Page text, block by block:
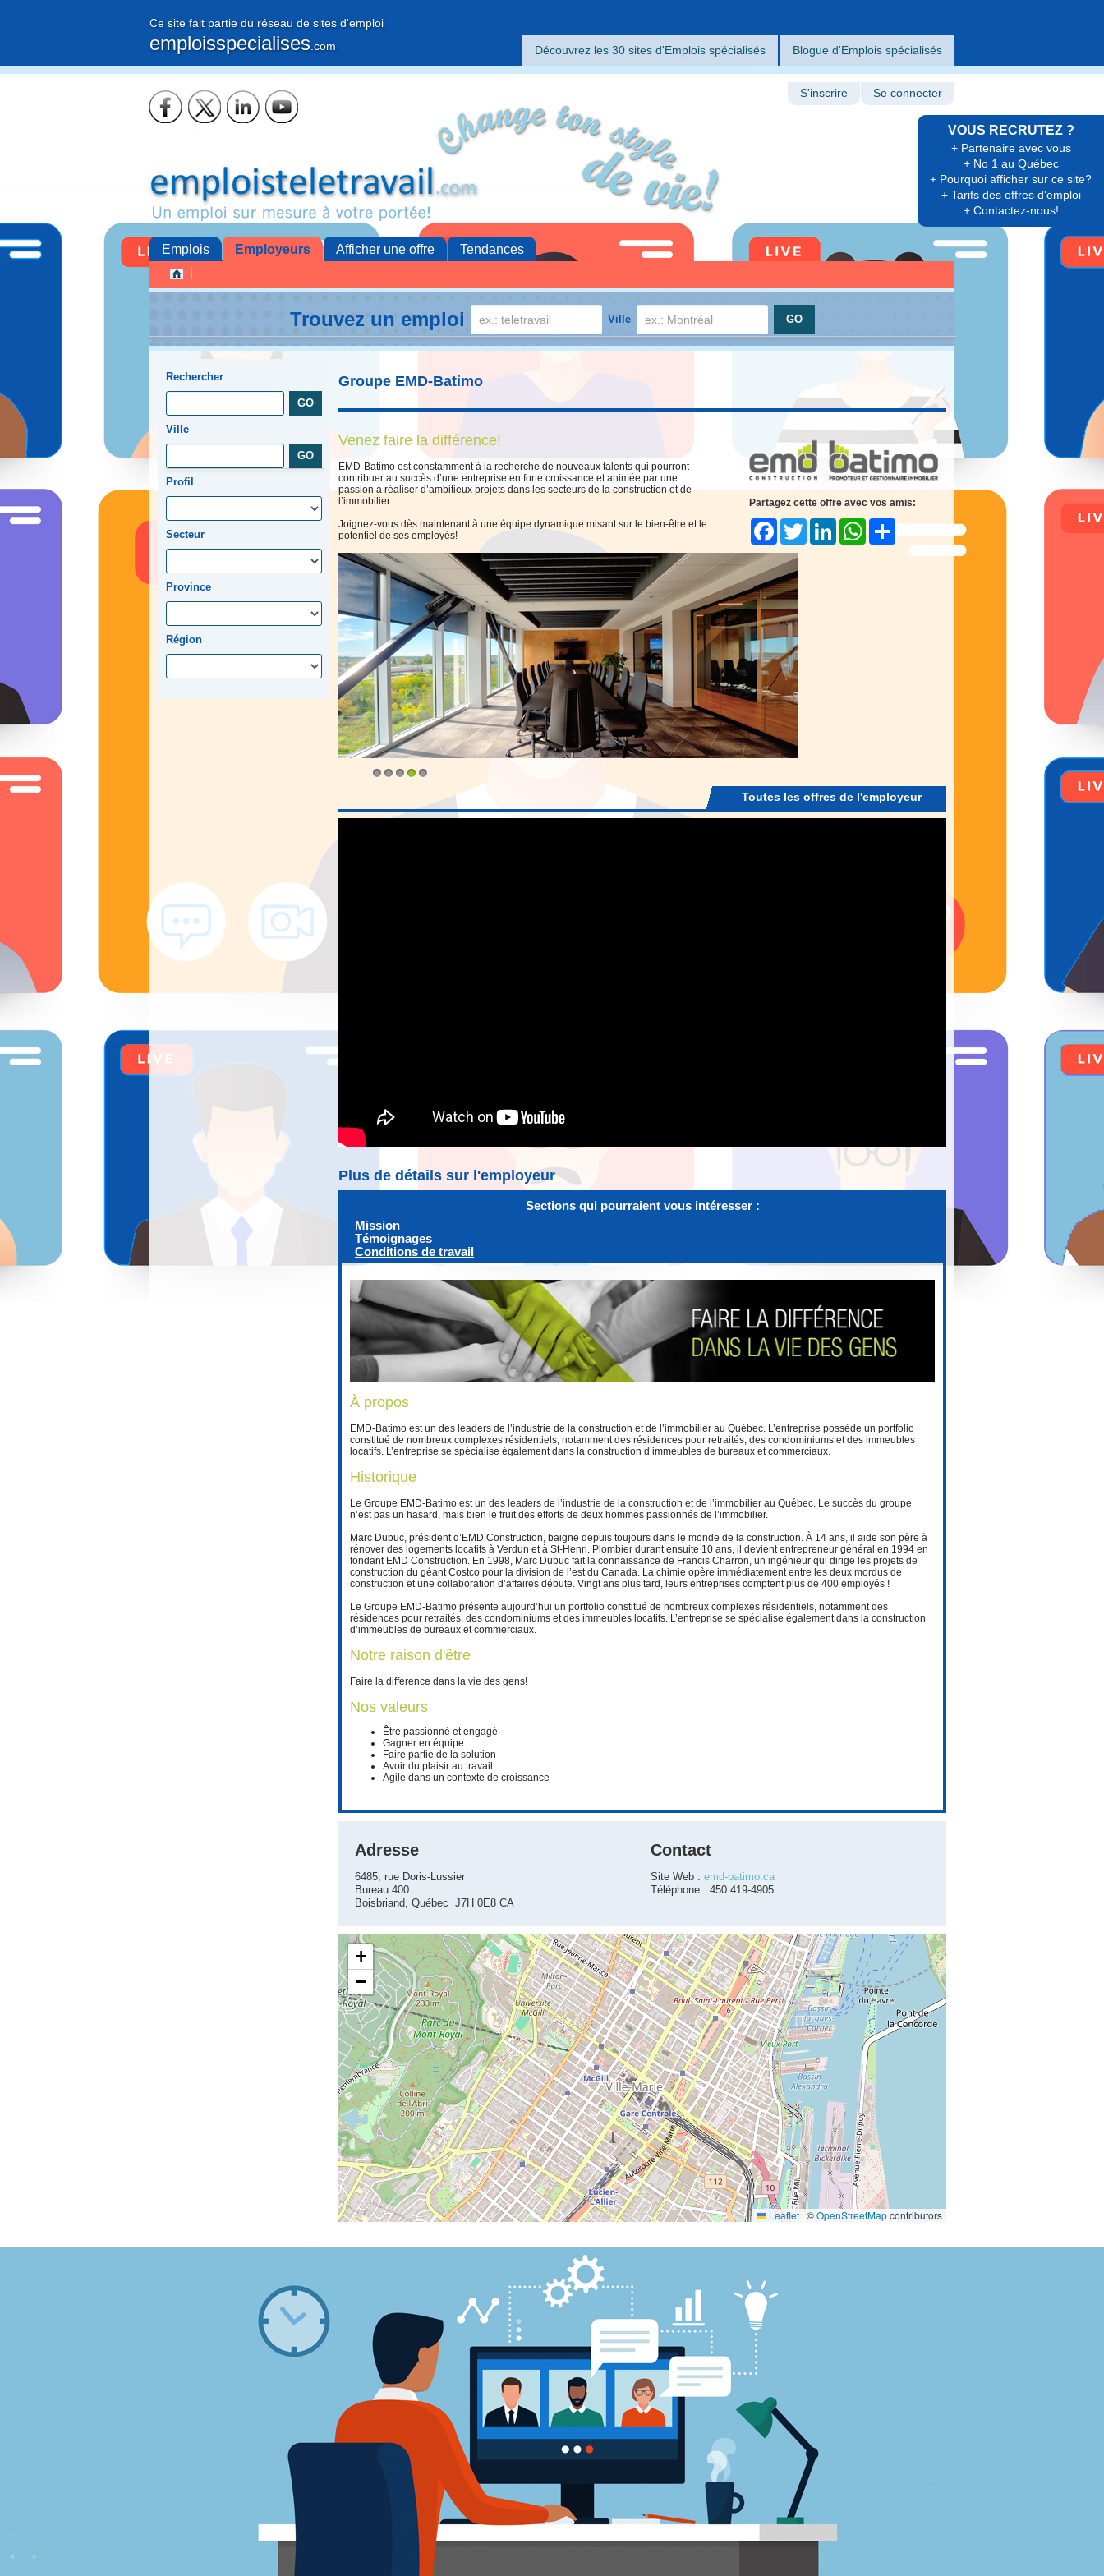
Ce site fait partie du réseau de sites d'emploi
emploisspecialises .com Découvrez les 30 sites d'Emplois spécialisés Blogue d'Emplois spécialisés
VOUS RECRUTEZ ?
+ Partenaire avec vous
+ No 1 au Québec
+ Pourquoi afficher sur ce site?
+ Tarifs des offres d'emploi
+ Contactez-nous!
S'inscrire Se connecter
Emplois Employeurs Afficher une offre Tendances
Trouvez un emploi Ville
Rechercher
Ville
Profil
Secteur
Province
Région
Groupe EMD-Batimo
Venez faire la différence!
EMD-Batimo est constamment à la recherche de nouveaux talents qui pourront
contribuer au succès d’une entreprise en forte croissance et animée par une
passion à réaliser d’ambitieux projets dans les secteurs de la construction et de
l’immobilier.
Joignez-vous dès maintenant à une équipe dynamique misant sur le bien-être et le
potentiel de ses employés!
Partagez cette offre avec vos amis:
FacebookTwitter LinkedIn WhatsApp
Share
Toutes les offres de l'employeur
Plus de détails sur l'employeur
Sections qui pourraient vous intéresser :
Mission
Témoignages
Conditions de travail
À propos
EMD-Batimo est un des leaders de l’industrie de la construction et de l’immobilier au Québec. L’entreprise possède un portfolio
constitué de nombreux complexes résidentiels, notamment des résidences pour retraités, des condominiums et des immeubles
locatifs. L’entreprise se spécialise également dans la construction d’immeubles de bureaux et commerciaux.
Historique
Le Groupe EMD-Batimo est un des leaders de l’industrie de la construction et de l’immobilier au Québec. Le succès du groupe
n’est pas un hasard, mais bien le fruit des efforts de deux hommes passionnés de l’immobilier.
Marc Dubuc, président d’EMD Construction, baigne depuis toujours dans le monde de la construction. À 14 ans, il aide son père à
rénover des logements locatifs à Verdun et à St-Henri. Plombier durant ensuite 10 ans, il devient entrepreneur général en 1994 en
fondant EMD Construction. En 1998, Marc Dubuc fait la connaissance de Francis Charron, un ingénieur qui dirige les projets de
construction du géant Costco pour la division de l’est du Canada. La chimie opère immédiatement entre les deux mordus de
construction et une collaboration d’affaires débute. Vingt ans plus tard, leurs entreprises comptent plus de 400 employés !
Le Groupe EMD-Batimo présente aujourd’hui un portfolio constitué de nombreux complexes résidentiels, notamment des
résidences pour retraités, des condominiums et des immeubles locatifs. L’entreprise se spécialise également dans la construction
d’immeubles de bureaux et commerciaux.
Notre raison d'être
Faire la différence dans la vie des gens!
Nos valeurs
Être passionné et engagé
Gagner en équipe
Faire partie de la solution
Avoir du plaisir au travail
Agile dans un contexte de croissance
Adresse
6485, rue Doris-Lussier
Bureau 400
Boisbriand, Québec J7H 0E8 CA
Contact
Site Web : emd-batimo.ca
Téléphone : 450 419-4905
+
−
Leaflet | ©OpenStreetMapcontributors